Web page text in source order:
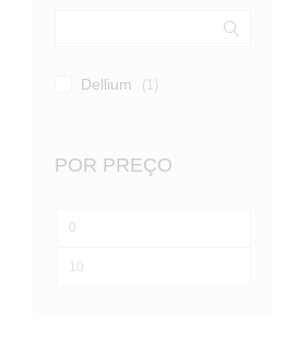
Dellium (1)
POR PREÇO
Preço
Preço